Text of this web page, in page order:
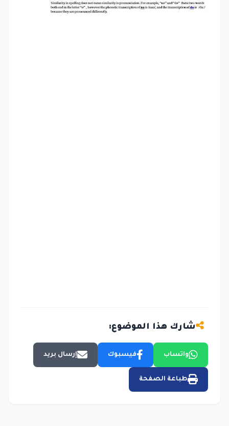
شارك هذا الموضوع:
واتساب فيسبوك إرسال بريد
طباعة الصفحة